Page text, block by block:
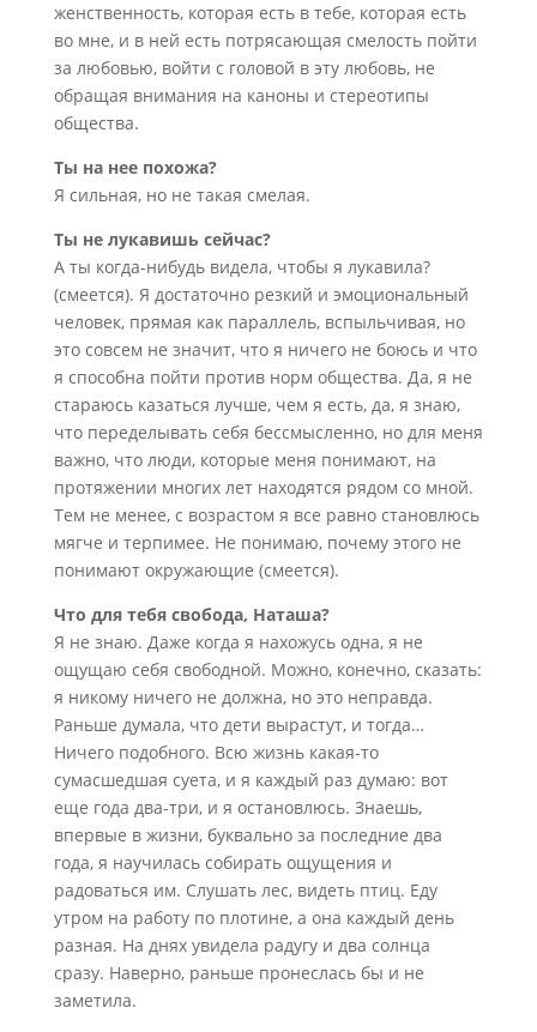
женственность, которая есть в тебе, которая есть
во мне, и в ней есть потрясающая смелость пойти
за любовью, войти с головой в эту любовь, не
обращая внимания на каноны и стереотипы
общества.
Ты на нее похожа?
Я сильная, но не такая смелая.
Ты не лукавишь сейчас?
А ты когда-нибудь видела, чтобы я лукавила?
(смеется). Я достаточно резкий и эмоциональный
человек, прямая как параллель, вспыльчивая, но
это совсем не значит, что я ничего не боюсь и что
я способна пойти против норм общества. Да, я не
стараюсь казаться лучше, чем я есть, да, я знаю,
что переделывать себя бессмысленно, но для меня
важно, что люди, которые меня понимают, на
протяжении многих лет находятся рядом со мной.
Тем не менее, с возрастом я все равно становлюсь
мягче и терпимее. Не понимаю, почему этого не
понимают окружающие (смеется).
Что для тебя свобода, Наташа?
Я не знаю. Даже когда я нахожусь одна, я не
ощущаю себя свободной. Можно, конечно, сказать:
я никому ничего не должна, но это неправда.
Раньше думала, что дети вырастут, и тогда…
Ничего подобного. Всю жизнь какая-то
сумасшедшая суета, и я каждый раз думаю: вот
еще года два-три, и я остановлюсь. Знаешь,
впервые в жизни, буквально за последние два
года, я научилась собирать ощущения и
радоваться им. Слушать лес, видеть птиц. Еду
утром на работу по плотине, а она каждый день
разная. На днях увидела радугу и два солнца
сразу. Наверно, раньше пронеслась бы и не
заметила.